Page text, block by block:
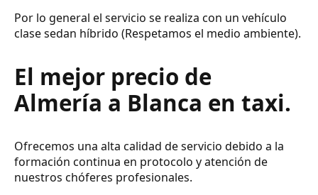
Por lo general el servicio se realiza con un vehículo
clase sedan híbrido (Respetamos el medio ambiente).
El mejor precio de
Almería a Blanca en taxi.
Ofrecemos una alta calidad de servicio debido a la
formación continua en protocolo y atención de
nuestros chóferes profesionales.